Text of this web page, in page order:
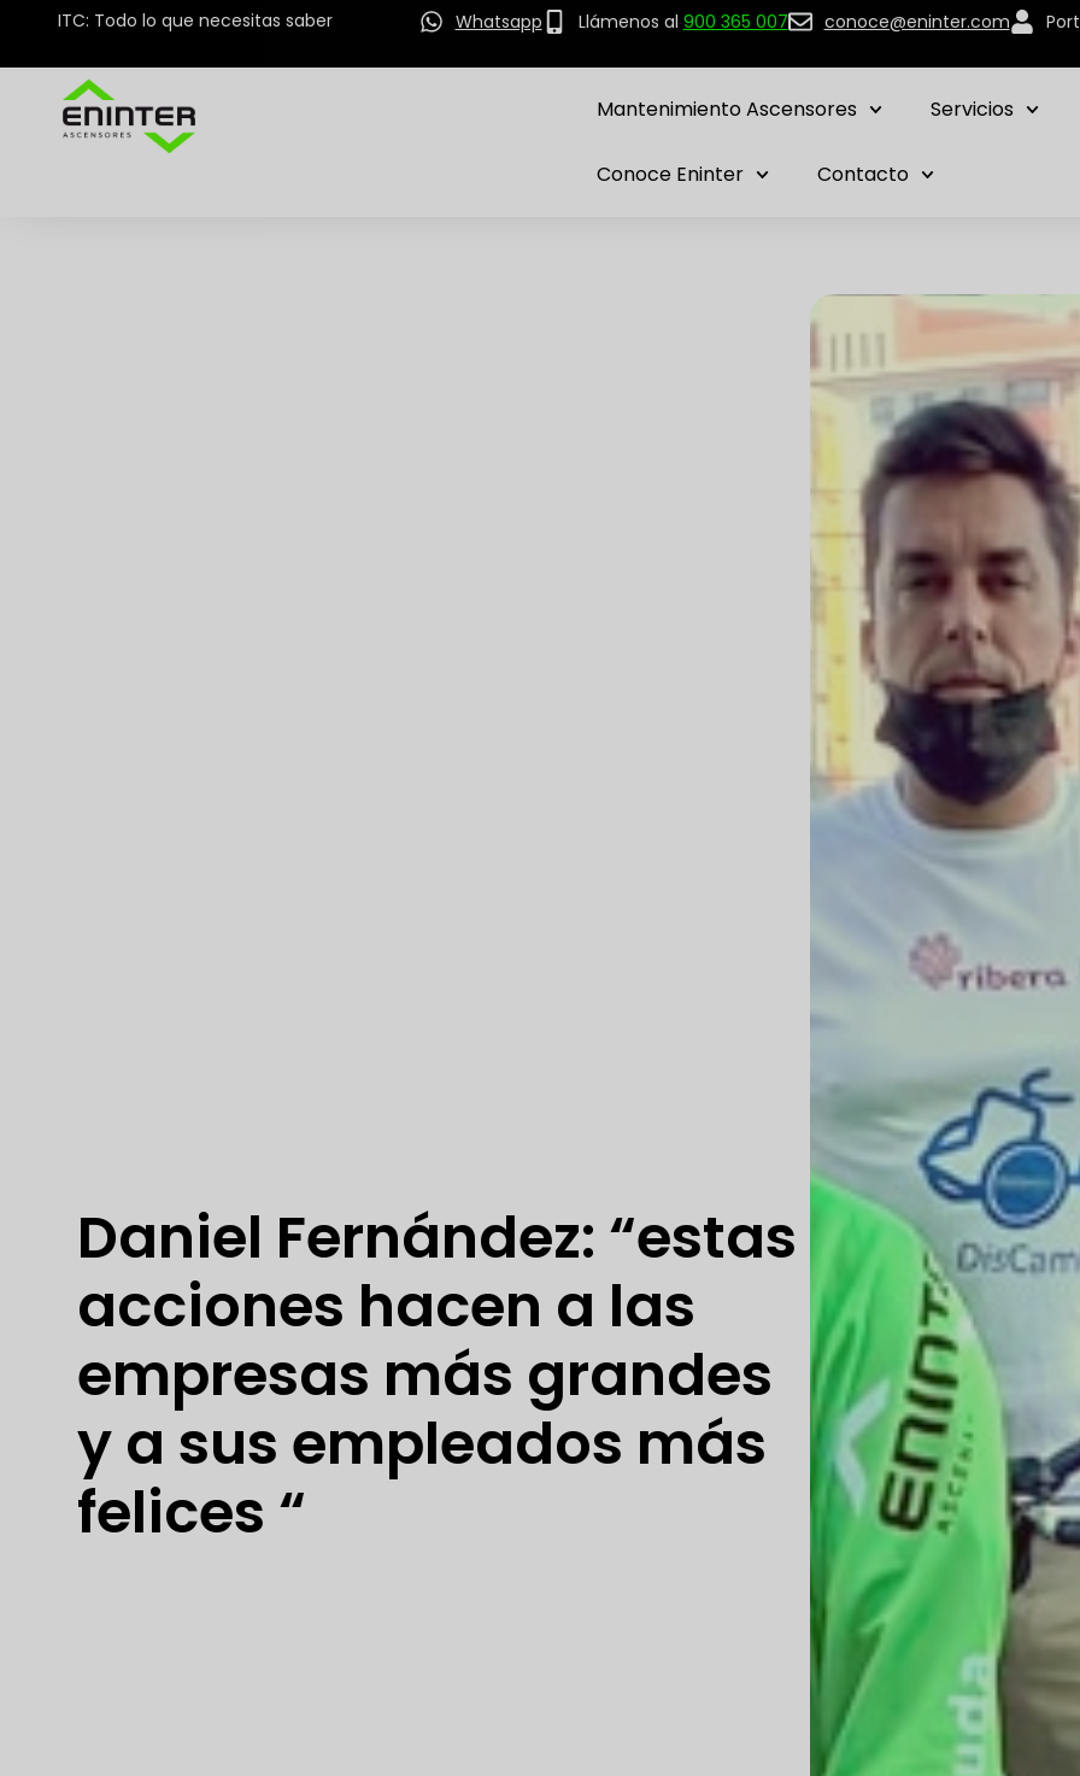
ITC: Todo lo que necesitas saber Whatsapp Llámenos al 900 365 007 conoce@eninter.com
Mantenimiento Ascensores Servicios
Conoce Eninter Contacto
Daniel Fernández: “estas
acciones hacen a las
empresas más grandes
y a sus empleados más
felices “